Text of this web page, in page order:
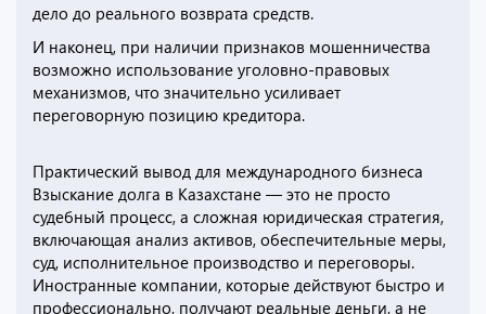
дело до реального возврата средств.
И наконец, при наличии признаков мошенничества
возможно использование уголовно-правовых
механизмов, что значительно усиливает
переговорную позицию кредитора.
Практический вывод для международного бизнеса
Взыскание долга в Казахстане — это не просто
судебный процесс, а сложная юридическая стратегия,
включающая анализ активов, обеспечительные меры,
суд, исполнительное производство и переговоры.
Иностранные компании, которые действуют быстро и
профессионально, получают реальные деньги, а не